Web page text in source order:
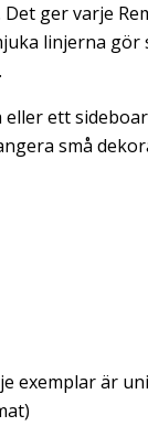
ger varje
linjerna
ett
små
exemplar är